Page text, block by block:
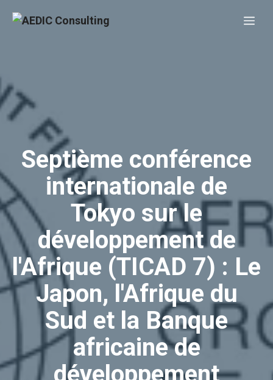
Septième conférence
internationale de
Tokyo sur le
développement de
l'Afrique (TICAD 7) : Le
Japon, l'Afrique du
Sud et la Banque
africaine de
développement